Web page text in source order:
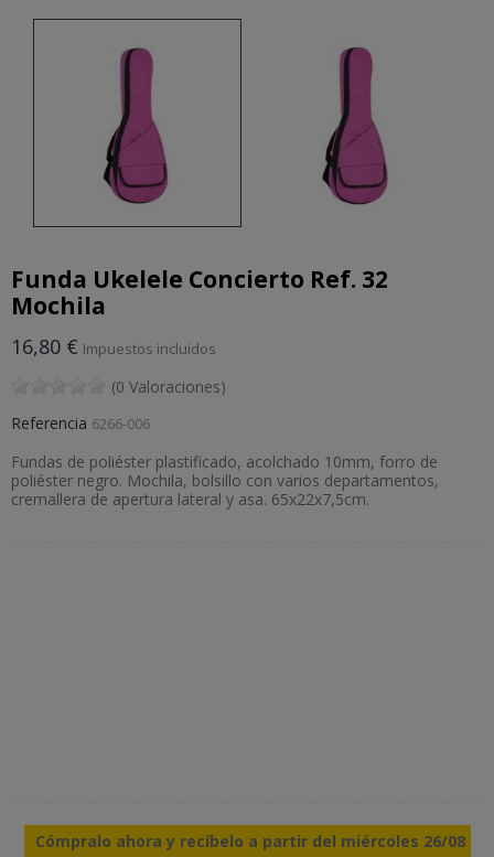
Funda Ukelele Concierto Ref. 32
Mochila
16,80 € Impuestos incluidos
(0 Valoraciones)
Referencia 6266-006
Fundas de poliéster plastificado, acolchado 10mm, forro de
poliéster negro. Mochila, bolsillo con varios departamentos,
cremallera de apertura lateral y asa. 65x22x7,5cm.
Cómpralo ahora y recíbelo a partir del miércoles 26/08